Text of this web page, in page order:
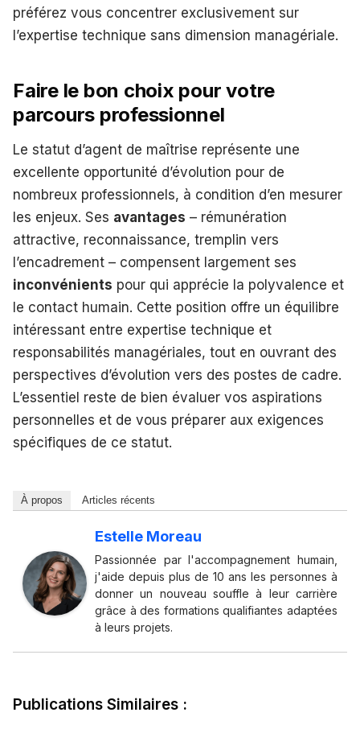
préférez vous concentrer exclusivement sur
l’expertise technique sans dimension managériale.
Faire le bon choix pour votre
parcours professionnel
Le statut d’agent de maîtrise représente une
excellente opportunité d’évolution pour de
nombreux professionnels, à condition d’en mesurer
les enjeux. Ses avantages – rémunération
attractive, reconnaissance, tremplin vers
l’encadrement – compensent largement ses
inconvénients pour qui apprécie la polyvalence et
le contact humain. Cette position offre un équilibre
intéressant entre expertise technique et
responsabilités managériales, tout en ouvrant des
perspectives d’évolution vers des postes de cadre.
L’essentiel reste de bien évaluer vos aspirations
personnelles et de vous préparer aux exigences
spécifiques de ce statut.
À propos Articles récents
Estelle Moreau
Passionnée par l'accompagnement humain,
j'aide depuis plus de 10 ans les personnes à
donner un nouveau souffle à leur carrière
grâce à des formations qualifiantes adaptées
à leurs projets.
Publications Similaires :